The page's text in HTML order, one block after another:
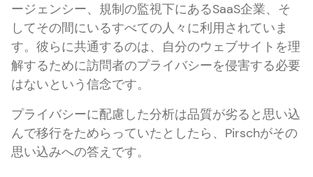
ージェンシー、規制の監視下にあるSaaS企業、そ
してその間にいるすべての人々に利用されていま
す。彼らに共通するのは、自分のウェブサイトを理
解するために訪問者のプライバシーを侵害する必要
はないという信念です。
プライバシーに配慮した分析は品質が劣ると思い込
んで移行をためらっていたとしたら、Pirschがその
思い込みへの答えです。